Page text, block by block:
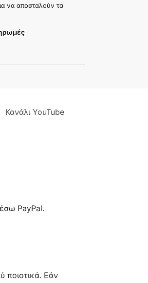
να αποσταλούν τα
Κανάλι YouTube
PayPal.
ποιοτικά. Εάν